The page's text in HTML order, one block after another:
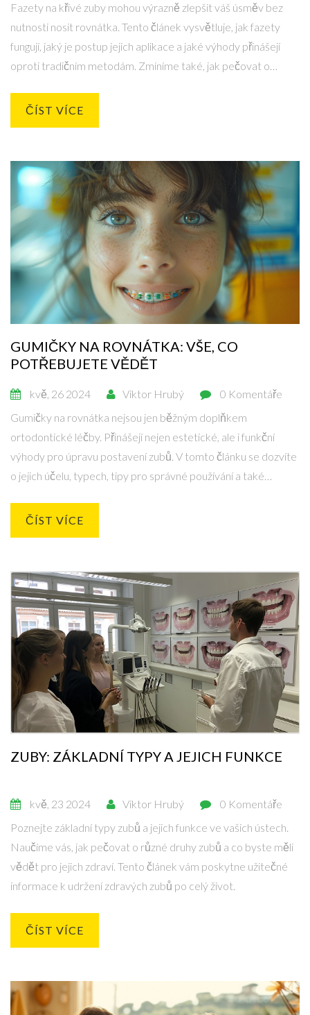
Fazety na křivé zuby mohou výrazně zlepšit váš úsměv bez
nutnosti nosit rovnátka. Tento článek vysvětluje, jak fazety
fungují, jaký je postup jejich aplikace a jaké výhody přinášejí
oproti tradičním metodám. Zmíníme také, jak pečovat o
klíčové informace o této populární estetické úpravě zubů.
ČÍST VÍCE
GUMIČKY NA ROVNÁTKA: VŠE, CO
POTŘEBUJETE VĚDĚT
kvě, 26 2024 Viktor Hrubý
0 Komentáře
Gumičky na rovnátka nejsou jen běžným doplňkem
ortodontické léčby. Přinášejí nejen estetické, ale i funkční
výhody pro úpravu postavení zubů. V tomto článku se dozvíte
o jejich účelu, typech, tipy pro správné používání a také
ČÍST VÍCE
ZUBY: ZÁKLADNÍ TYPY A JEJICH FUNKCE
kvě, 23 2024 Viktor Hrubý
0 Komentáře
Poznejte základní typy zubů a jejich funkce ve vašich ústech.
Naučíme vás, jak pečovat o různé druhy zubů a co byste měli
vědět pro jejich zdraví. Tento článek vám poskytne užitečné
informace k udržení zdravých zubů po celý život.
ČÍST VÍCE